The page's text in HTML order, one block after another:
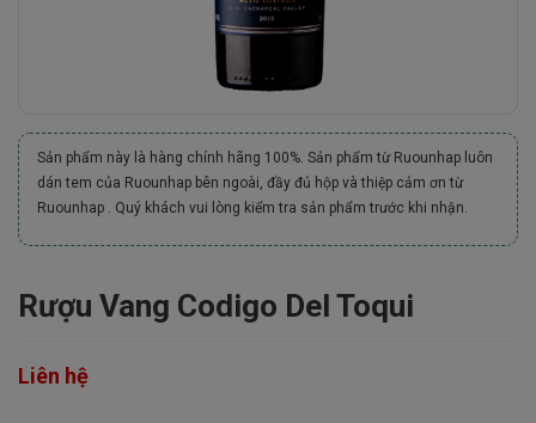
Sản phẩm này là hàng chính hãng 100%. Sản phẩm từ Ruounhap luôn
dán tem của Ruounhap bên ngoài, đầy đủ hộp và thiệp cảm ơn từ
Ruounhap . Quý khách vui lòng kiểm tra sản phẩm trước khi nhận.
Rượu Vang Codigo Del Toqui
Liên hệ